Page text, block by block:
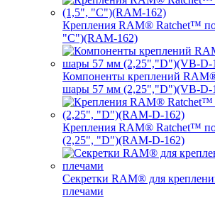
Крепления RAM® Ratchet™
"C")(RAM-162)
Компоненты креплений
шары 57 мм (2,25","D")(VB-D-
Крепления RAM® Ratchet™
(2,25", "D")(RAM-D-162)
Секретки RAM® для
плечами